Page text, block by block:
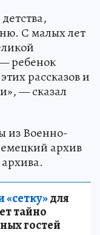
С малых лет
ребенок
рассказов и
— сказал
из Военно-
архив
для
тайно
гостей